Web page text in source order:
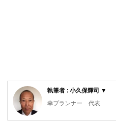
執筆者 : 小久保輝司 ▼
幸プランナー 代表
30数年の営業経験と金融